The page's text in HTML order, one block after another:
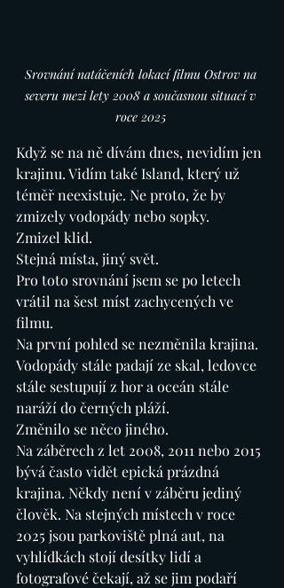
Srovnání natáčeních lokací filmu Ostrov na
severu mezi lety 2008 a současnou situací v
roce 2025
Když se na ně dívám dnes, nevidím jen
krajinu. Vidím také Island, který už
téměř neexistuje. Ne proto, že by
zmizely vodopády nebo sopky.
Zmizel klid.
Stejná místa, jiný svět.
Pro toto srovnání jsem se po letech
vrátil na šest míst zachycených ve
filmu.
Na první pohled se nezměnila krajina.
Vodopády stále padají ze skal, ledovce
stále sestupují z hor a oceán stále
naráží do černých pláží.
Změnilo se něco jiného.
Na záběrech z let 2008, 2011 nebo 2015
bývá často vidět epická prázdná
krajina. Někdy není v záběru jediný
člověk. Na stejných místech v roce
2025 jsou parkoviště plná aut, na
vyhlídkách stojí desítky lidí a
fotografové čekají, až se jim podaří